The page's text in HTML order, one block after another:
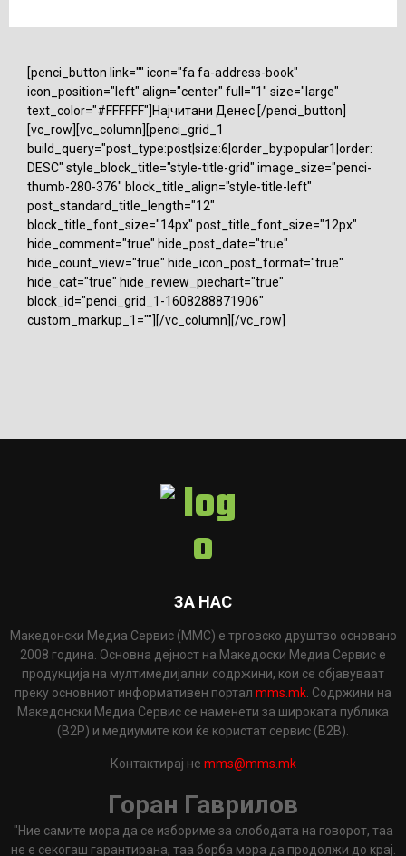
[penci_button link="" icon="fa fa-address-book"
icon_position="left" align="center" full="1" size="large"
text_color="#FFFFFF"]Најчитани Денес [/penci_button]
[vc_row][vc_column][penci_grid_1
build_query="post_type:post|size:6|order_by:popular1|order:
DESC" style_block_title="style-title-grid" image_size="penci-
thumb-280-376" block_title_align="style-title-left"
post_standard_title_length="12"
block_title_font_size="14px" post_title_font_size="12px"
hide_comment="true" hide_post_date="true"
hide_count_view="true" hide_icon_post_format="true"
hide_cat="true" hide_review_piechart="true"
block_id="penci_grid_1-1608288871906"
custom_markup_1=""][/vc_column][/vc_row]
ЗА НАС
Македонски Медиа Сервис (ММС) е трговско друштво основано
2008 година. Основна дејност на Македоски Медиа Сервис е
продукција на мултимедијални содржини, кои се објавуваат
преку основниот информативен портал mms.mk . Содржини на
Македонски Медиа Сервис се наменети за широката публика
(B2P) и медиумите кои ќе користат сервис (B2B).
Контактирај не mms@mms.mk
Горан Гаврилов
"Ние самите мора да се избориме за слободата на говорот, таа
не е секогаш гарантирана, таа борба мора да продолжи до крај.